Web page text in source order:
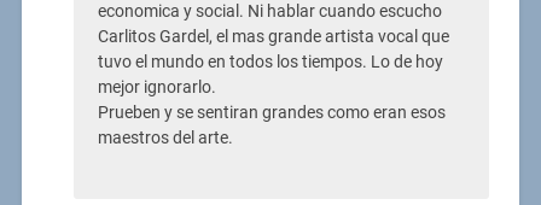
economica y social. Ni hablar cuando escucho
Carlitos Gardel, el mas grande artista vocal que
tuvo el mundo en todos los tiempos. Lo de hoy
mejor ignorarlo.
Prueben y se sentiran grandes como eran esos
maestros del arte.